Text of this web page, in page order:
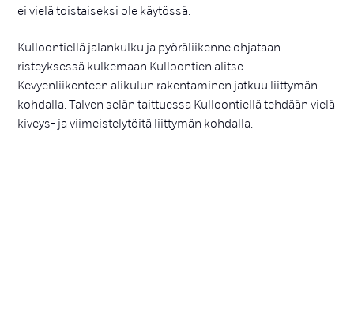
ei vielä toistaiseksi ole käytössä.
Kulloontiellä jalankulku ja pyöräliikenne ohjataan
risteyksessä kulkemaan Kulloontien alitse.
Kevyenliikenteen alikulun rakentaminen jatkuu liittymän
kohdalla. Talven selän taittuessa Kulloontiellä tehdään vielä
kiveys- ja viimeistelytöitä liittymän kohdalla.